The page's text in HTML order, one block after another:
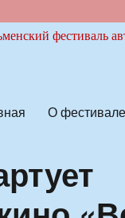
О фестивале